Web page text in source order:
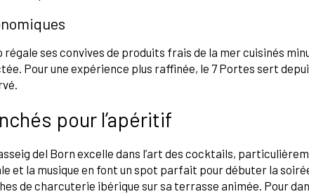
ses convives de produits frais de la mer cuisinés
Pour une expérience plus raffinée, le 7 Portes sert
pour l’apéritif
del Born excelle dans l’art des cocktails,
et la musique en font un spot parfait pour débuter la
de charcuterie ibérique sur sa terrasse animée. Pour